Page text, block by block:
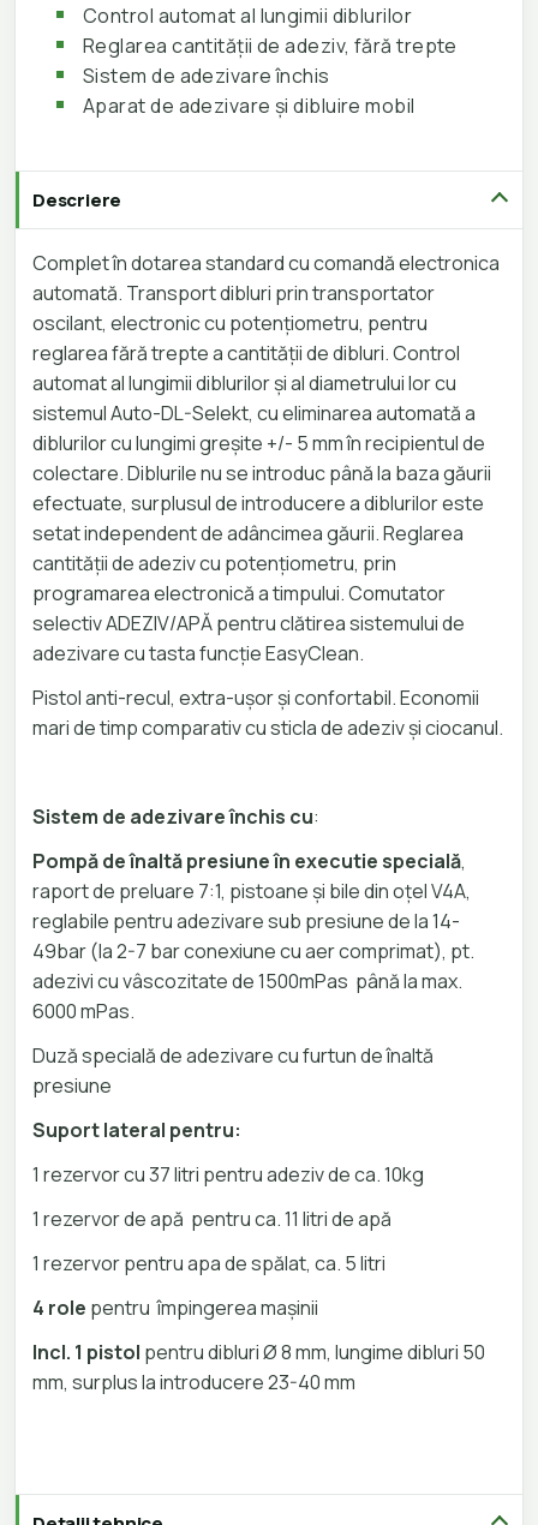
Control automat al lungimii diblurilor
Reglarea cantității de adeziv, fără trepte
Sistem de adezivare închis
Aparat de adezivare și dibluire mobil
Descriere
Complet în dotarea standard cu comandă electronica
automată. Transport dibluri prin transportator
oscilant, electronic cu potențiometru, pentru
reglarea fără trepte a cantității de dibluri. Control
automat al lungimii diblurilor și al diametrului lor cu
sistemul Auto-DL-Selekt, cu eliminarea automată a
diblurilor cu lungimi greșite +/- 5 mm în recipientul de
colectare. Diblurile nu se introduc până la baza găurii
efectuate, surplusul de introducere a diblurilor este
setat independent de adâncimea găurii. Reglarea
cantității de adeziv cu potențiometru, prin
programarea electronică a timpului. Comutator
selectiv ADEZIV/APĂ pentru clătirea sistemului de
adezivare cu tasta funcție EasyClean.
Pistol anti-recul, extra-ușor și confortabil. Economii
mari de timp comparativ cu sticla de adeziv și ciocanul.
Sistem de adezivare închis cu:
Pompă de înaltă presiune în executie specială,
raport de preluare 7:1, pistoane și bile din oțel V4A,
reglabile pentru adezivare sub presiune de la 14-
49bar (la 2-7 bar conexiune cu aer comprimat), pt.
adezivi cu vâscozitate de 1500mPas până la max.
6000 mPas.
Duză specială de adezivare cu furtun de înaltă
presiune
Suport lateral pentru:
1 rezervor cu 37 litri pentru adeziv de ca. 10kg
1 rezervor de apă pentru ca. 11 litri de apă
1 rezervor pentru apa de spălat, ca. 5 litri
4 role pentru împingerea mașinii
Incl. 1 pistol pentru dibluri Ø 8 mm, lungime dibluri 50
mm, surplus la introducere 23-40 mm